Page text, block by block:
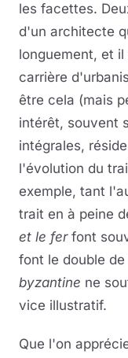
les facettes.
d'un architecte
longuement, et
carrière
être cela (mais
intérêt, souvent
intégrales,
l'évolution du
exemple, tant
trait en à peine
et le ferfont
font le double
byzantine ne
vice illustratif.
Que l'on